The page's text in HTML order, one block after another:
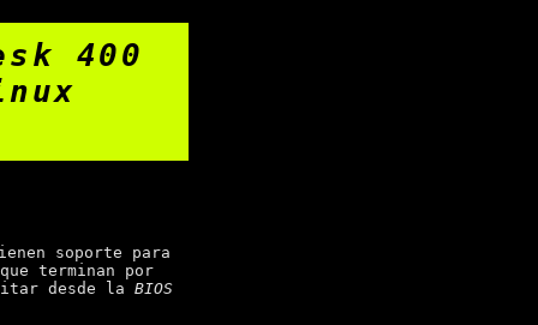
400
soporte para
terminan por
desde la BIOS